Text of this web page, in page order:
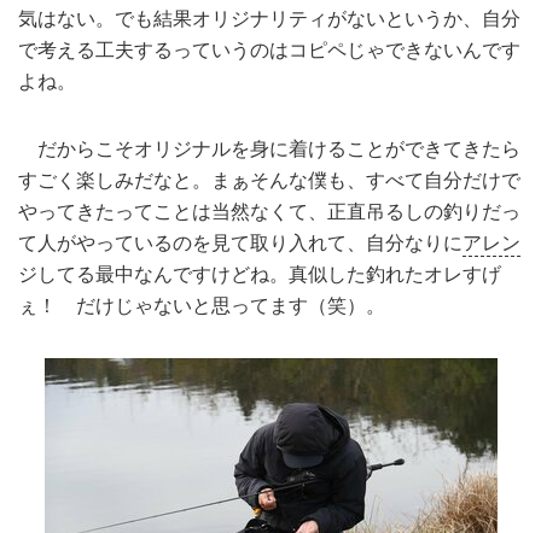
気はない。でも結果オリジナリティがないというか、自分
で考える工夫するっていうのはコピペじゃできないんです
よね。
だからこそオリジナルを身に着けることができてきたら
すごく楽しみだなと。まぁそんな僕も、すべて自分だけで
やってきたってことは当然なくて、正直吊るしの釣りだっ
て人がやっているのを見て取り入れて、自分なりにアレン
ジしてる最中なんですけどね。真似した釣れたオレすげ
ぇ！ だけじゃないと思ってます（笑）。